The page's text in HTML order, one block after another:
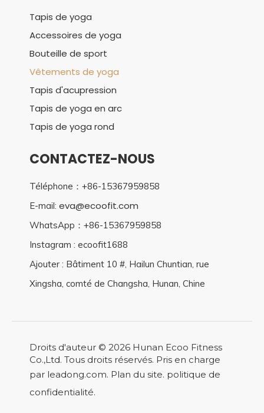
Tapis de yoga
Accessoires de yoga
Bouteille de sport
Vêtements de yoga
Tapis d'acupression
Tapis de yoga en arc
Tapis de yoga rond
CONTACTEZ-NOUS
Téléphone：+86-15367959858
E-mail: eva@ecoofit.com
WhatsApp：+86-15367959858
Instagram : ecoofit1688
Ajouter : Bâtiment 10 #, Hailun Chuntian, rue
Xingsha, comté de Changsha, Hunan, Chine
Droits d'auteur © 2026 Hunan Ecoo Fitness
Co.,Ltd. Tous droits réservés. Pris en charge
par leadong.com. Plan du site. politique de
confidentialité.